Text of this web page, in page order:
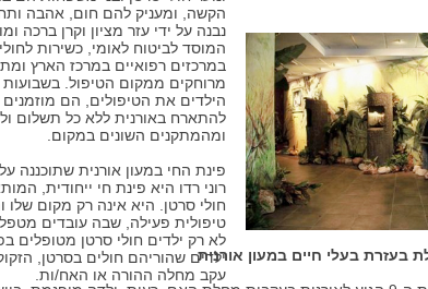
הקשה, ומעניק להם חום, אהבה
נבנה על ידי עזר מציון וקרן ברכה
המוסד לביטוח לאומי, כשירות
במרכזים רפואיים במרכז הארץ
מרוחקים ממקום הטיפול.
הילדים את הטיפולים, הם
להתארח באורנית ללא כל תשלום
ומהמתקנים השונים במקום.
פינת החי במעון אורנית שתוכננה
רוני רדו היא פינת חי ייחודית,
חולי סרטן. היא אינה רק מקום שלו
טיפולית פעילה, שבה עובדים
לא רק ילדים חולי סרטן מטופלים
ילדים שהוריהם חולים בסרטן,
עקב מחלה ההורה או האח/ות.
בעזרת בעלי חיים במעון אורנית